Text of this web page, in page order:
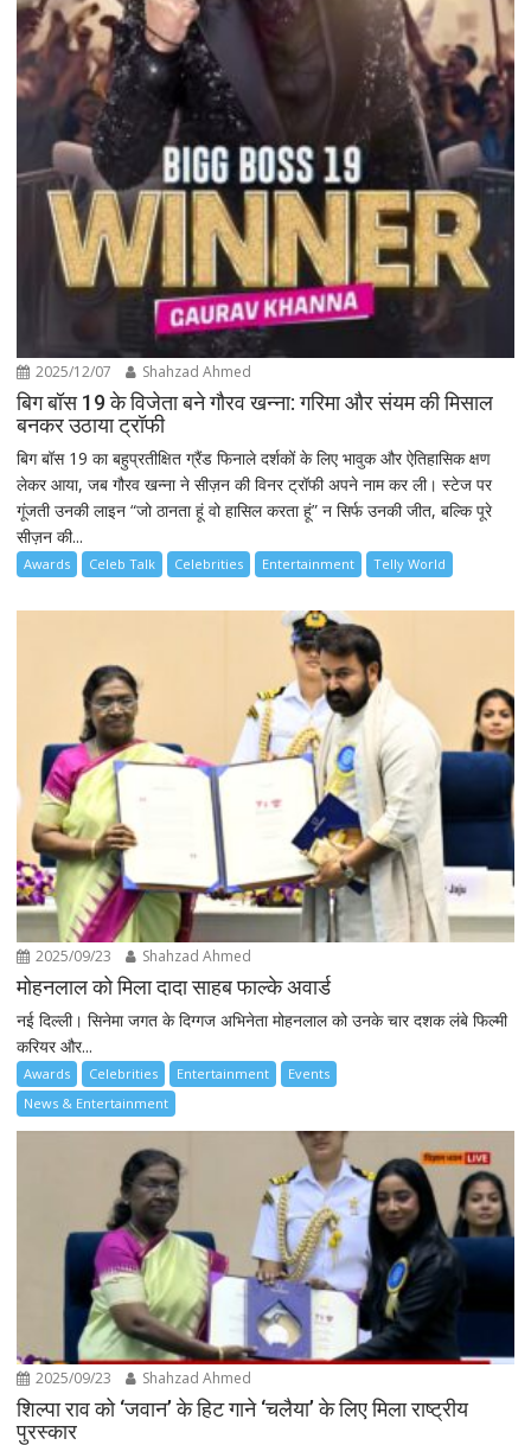
2025/12/07 Shahzad Ahmed
बिग बॉस 19 के विजेता बने गौरव खन्ना: गरिमा और संयम की मिसाल
बनकर उठाया ट्रॉफी
बिग बॉस 19 का बहुप्रतीक्षित ग्रैंड फिनाले दर्शकों के लिए भावुक और ऐतिहासिक क्षण
लेकर आया, जब गौरव खन्ना ने सीज़न की विनर ट्रॉफी अपने नाम कर ली। स्टेज पर
गूंजती उनकी लाइन “जो ठानता हूं वो हासिल करता हूं” न सिर्फ उनकी जीत, बल्कि पूरे
सीज़न की...
Awards Celeb Talk Celebrities Entertainment Telly World
2025/09/23 Shahzad Ahmed
मोहनलाल को मिला दादा साहब फाल्के अवार्ड
नई दिल्ली। सिनेमा जगत के दिग्गज अभिनेता मोहनलाल को उनके चार दशक लंबे फिल्मी
करियर और...
Awards Celebrities Entertainment
Events
News & Entertainment
2025/09/23 Shahzad Ahmed
शिल्पा राव को ‘जवान’ के हिट गाने ‘चलैया’ के लिए मिला राष्ट्रीय
पुरस्कार